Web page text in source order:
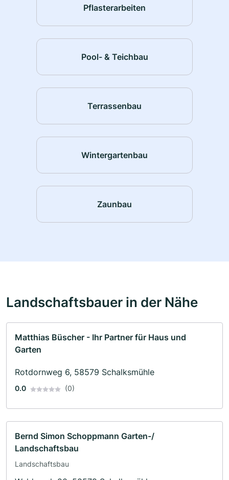
Pflasterarbeiten
Pool- & Teichbau
Terrassenbau
Wintergartenbau
Zaunbau
Landschaftsbauer in der Nähe
Matthias Büscher - Ihr Partner für Haus und
Garten
Rotdornweg 6, 58579 Schalksmühle
0.0 (0)
Bernd Simon Schoppmann Garten-/
Landschaftsbau
Landschaftsbau